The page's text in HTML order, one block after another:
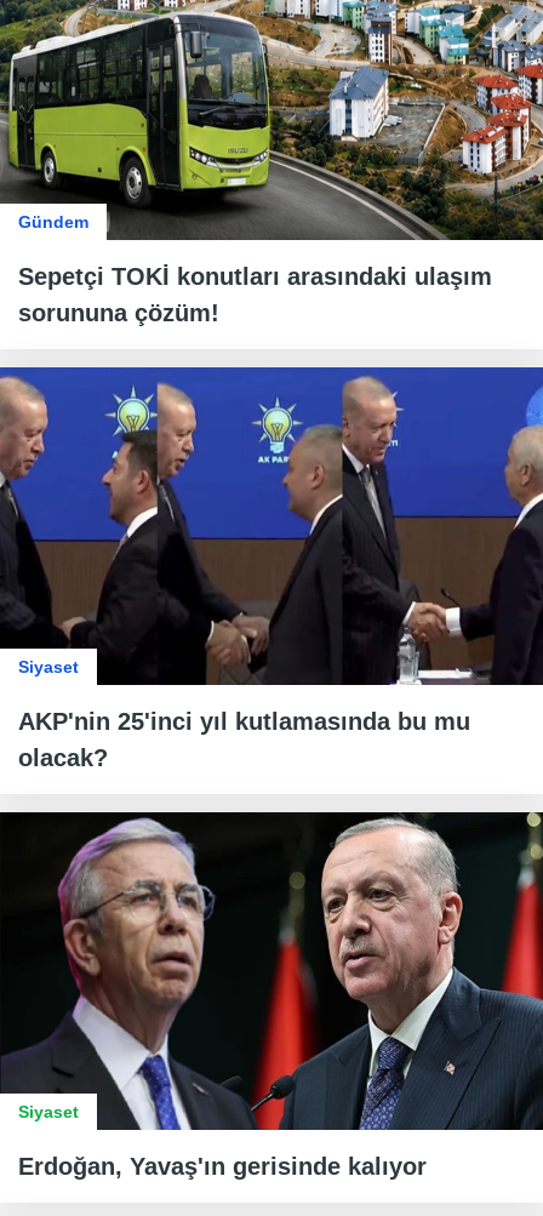
Gündem
Sepetçi TOKİ konutları arasındaki ulaşım
sorununa çözüm!
Siyaset
AKP'nin 25'inci yıl kutlamasında bu mu
olacak?
Siyaset
Erdoğan, Yavaş'ın gerisinde kalıyor